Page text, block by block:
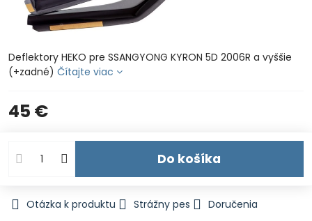
Deflektory HEKO pre SSANGYONG KYRON 5D 2006R a vyššie
(+zadné) Čítajte viac
45 €
Do košíka
Otázka k produktu Strážny pes
Doručenia